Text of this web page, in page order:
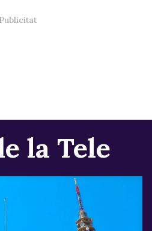
la Tele